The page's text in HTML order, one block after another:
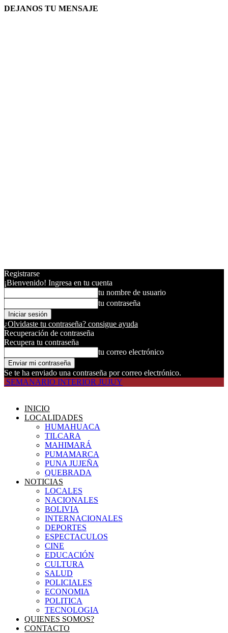
DEJANOS TU MENSAJE
Registrarse
¡Bienvenido! Ingresa en tu cuenta
tu nombre de usuario
tu contraseña
¿Olvidaste tu contraseña? consigue ayuda
Recuperación de contraseña
Recupera tu contraseña
tu correo electrónico
Se te ha enviado una contraseña por correo electrónico.
SEMANARIO INTERIOR JUJUY
INICIO
LOCALIDADES
HUMAHUACA
TILCARA
MAHIMARÁ
PUMAMARCA
PUNA JUJEÑA
QUEBRADA
NOTICIAS
LOCALES
NACIONALES
BOLIVIA
INTERNACIONALES
DEPORTES
ESPECTACULOS
CINE
EDUCACIÓN
CULTURA
SALUD
POLICIALES
ECONOMIA
POLITICA
TECNOLOGIA
QUIENES SOMOS?
CONTACTO